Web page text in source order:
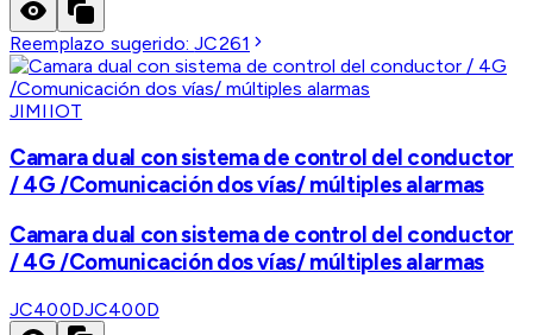
Reemplazo sugerido:JC261
JIMIIOT
Camara dual con sistema de control del conductor
/ 4G /Comunicación dos vías/ múltiples alarmas
Camara dual con sistema de control del conductor
/ 4G /Comunicación dos vías/ múltiples alarmas
JC400DJC400D